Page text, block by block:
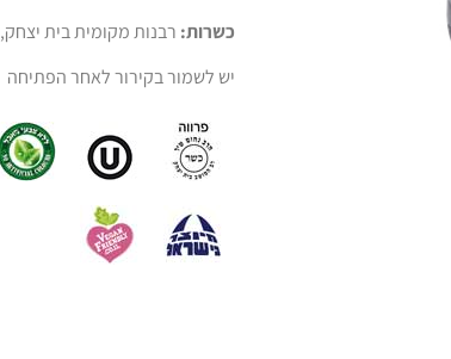
כשרות: רבנות מקומית בית יצחק,OU ו- בד"ץ בית יוסף.
יש לשמור בקירור לאחר הפתיחה